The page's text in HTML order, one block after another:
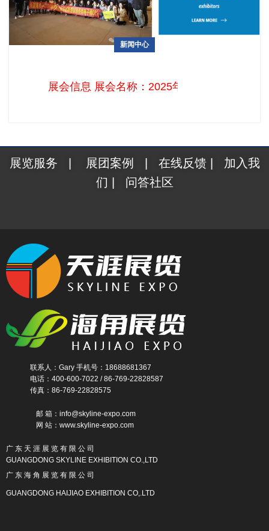
新闻中心
展会信息 展会名称：2025年美国拉斯维加斯
展览服务 展团案例 在线反馈| 加入我
们
问答社区
联系人：Gary 手机号：18688681367
电话：400-600-7022 / 86-769-22828587
传真：86-769-22828575
邮 箱：info@skyline-expo.com
网 站：www.skyline-expo.com
广 东 天 涯 展 览 有 限 公 司
GUANGDONG SKYLINE EXHIBITION CO.,LTD
广 东 海 角 展 览 有 限 公 司
GUANGDONG HAIJIAO EXHIBITION CO,.LTD